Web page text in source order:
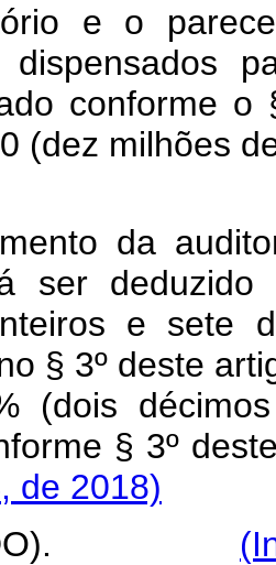
e o
dispensados
conforme
(dez milhões
da
ser deduzido
e sete
§ 3º deste
(dois
§
de 2018)